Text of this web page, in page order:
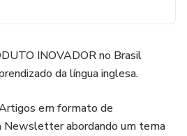
INOVADOR no Brasil
da língua inglesa.
em formato de
Newsletter abordando um tema